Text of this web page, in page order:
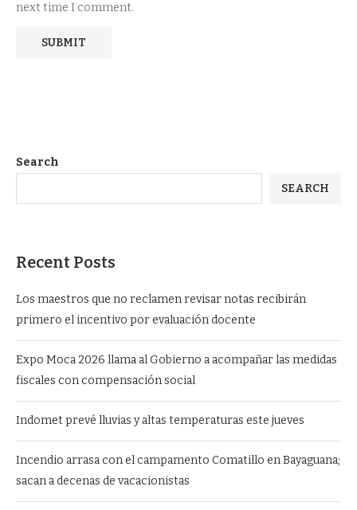
next time I comment.
Search
SEARCH
Recent Posts
Los maestros que no reclamen revisar notas recibirán
primero el incentivo por evaluación docente
Expo Moca 2026 llama al Gobierno a acompañar las medidas
fiscales con compensación social
Indomet prevé lluvias y altas temperaturas este jueves
Incendio arrasa con el campamento Comatillo en Bayaguana;
sacan a decenas de vacacionistas